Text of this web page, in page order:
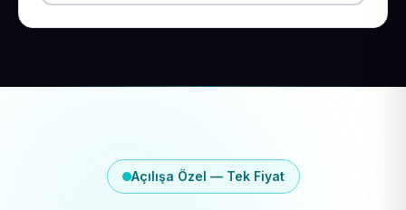
Açılışa Özel — Tek Fiyat